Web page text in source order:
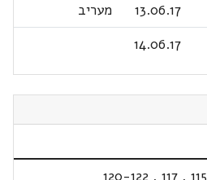
13.06.17
מעריב
14.06.17